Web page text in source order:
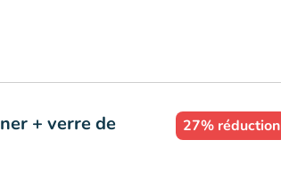
+ verre de
27% réduction